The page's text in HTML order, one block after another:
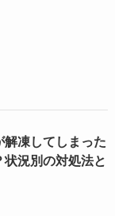
凍してしまった
況別の対処法と